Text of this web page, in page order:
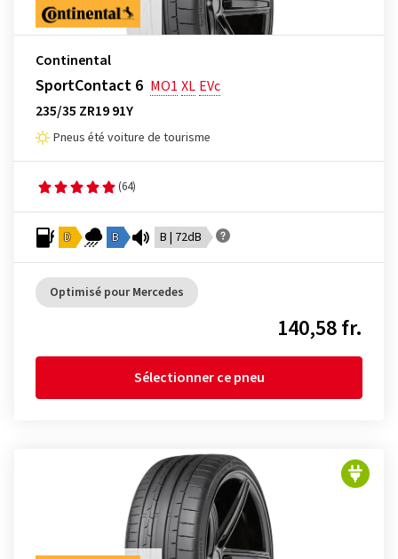
Continental
SportContact 6 MO1 XL EVc
235/35 ZR19 91Y
Pneus été voiture de tourisme
(64)
D B B | 72dB
Optimisé pour Mercedes
140,58 fr.
Sélectionner ce pneu